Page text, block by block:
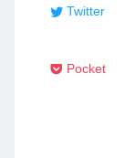
Twitter
Pocket